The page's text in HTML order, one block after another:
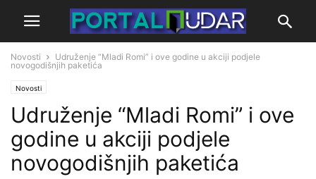
Novosti
Udruženje “Mladi Romi” i ove godine u akciji podjele
novogodišnjih paketića
Novosti
Udruženje “Mladi Romi” i ove
godine u akciji podjele
novogodišnjih paketića